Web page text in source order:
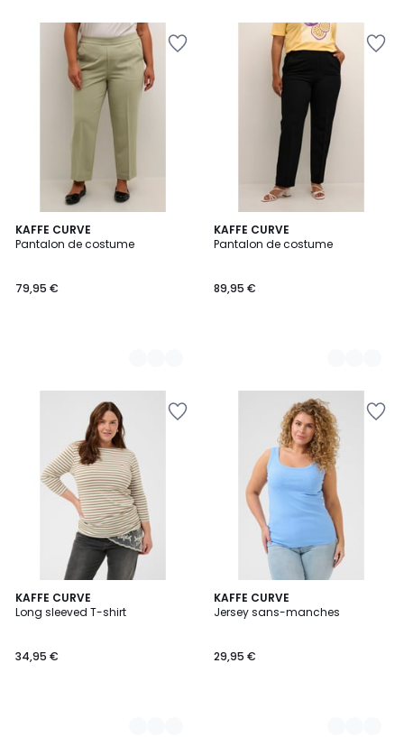
KAFFE CURVE
Pantalon de costume
79,95 €
7
Couleurs
KAFFE CURVE
Pantalon de costume
89,95 €
4
Couleurs
KAFFE CURVE
Long sleeved T-shirt
34,95 €
3
Couleurs
KAFFE CURVE
Jersey sans-manches
29,95 €
4
Couleurs